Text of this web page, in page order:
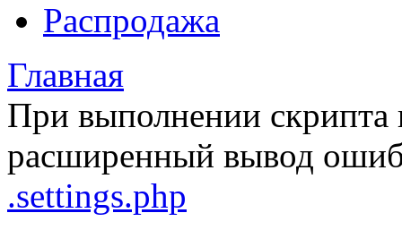
Распродажа
Главная
При выполнении
расширенный вывод
.settings.php